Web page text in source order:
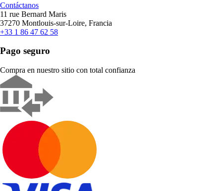
Contáctanos
11 rue Bernard Maris
37270 Montlouis-sur-Loire, Francia
+33 1 86 47 62 58
Pago seguro
Compra en nuestro sitio con total confianza